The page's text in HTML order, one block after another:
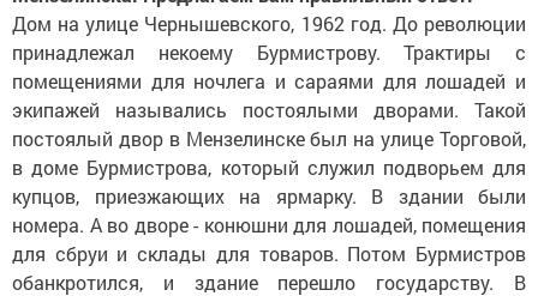
Дом на улице Чернышевского, 1962 год. До революции
принадлежал некоему Бурмистрову. Трактиры с
помещениями для ночлега и сараями для лошадей и
экипажей назывались постоялыми дворами. Такой
постоялый двор в Мензелинске был на улице Торговой,
в доме Бурмистрова, который служил подворьем для
купцов, приезжающих на ярмарку. В здании были
номера. А во дворе - конюшни для лошадей, помещения
для сбруи и склады для товаров. Потом Бурмистров
обанкротился, и здание перешло государству. В